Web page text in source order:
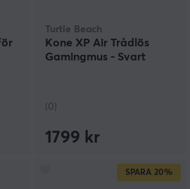
Turtle Beach
Kone XP Air Trådlös
Gamingmus - Svart
(0)
1799 kr
SPARA 20%